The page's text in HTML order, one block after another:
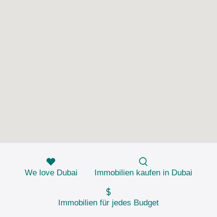
We love Dubai Immobilien kaufen in Dubai
Immobilien für jedes Budget